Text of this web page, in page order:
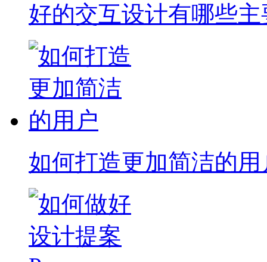
好的交互设计有哪些主
如何打造更加简洁的用